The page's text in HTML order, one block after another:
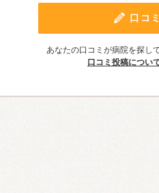
口コ
あなたの口コミが病院を探し
口コミ投稿につい